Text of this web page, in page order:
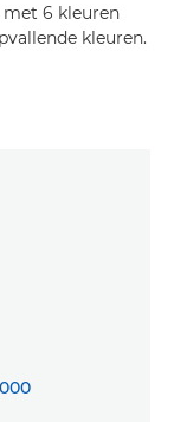
6 kleuren
kleuren.